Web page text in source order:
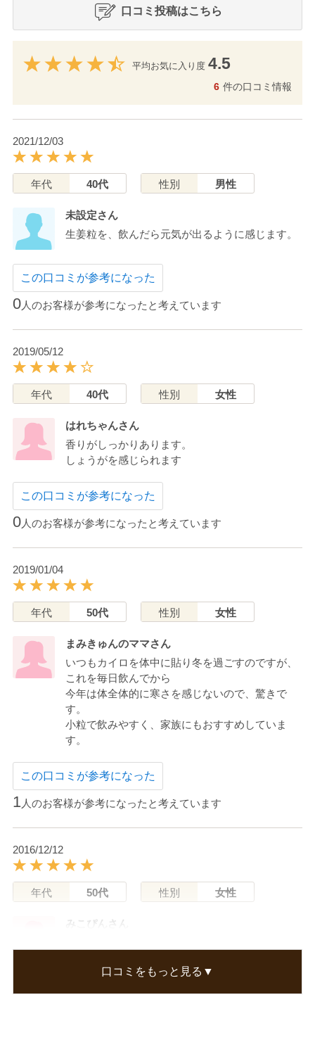
口コミ投稿はこちら
平均お気に入り度 4.5
6 件の口コミ情報
2021/12/03
年代 40代 性別 男性
未設定さん
生姜粒を、飲んだら元気が出るように感じます。
この口コミが参考になった
0人のお客様が参考になったと考えています
2019/05/12
年代 40代 性別 女性
はれちゃんさん
香りがしっかりあります。
しょうがを感じられます
この口コミが参考になった
0人のお客様が参考になったと考えています
2019/01/04
年代 50代 性別 女性
まみきゅんのママさん
いつもカイロを体中に貼り冬を過ごすのですが、
これを毎日飲んでから
今年は体全体的に寒さを感じないので、驚きで
す。
小粒で飲みやすく、家族にもおすすめしていま
す。
この口コミが参考になった
1人のお客様が参考になったと考えています
2016/12/12
年代 50代 性別 女性
みこぴんさん
カしています。
口コミをもっと見る▼